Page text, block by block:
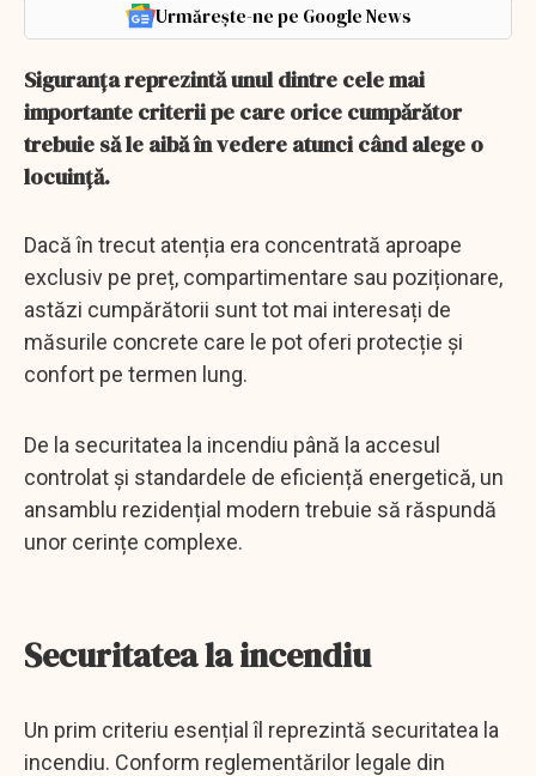
Urmărește-ne pe Google News
Siguranța reprezintă unul dintre cele mai
importante criterii pe care orice cumpărător
trebuie să le aibă în vedere atunci când alege o
locuință.
Dacă în trecut atenția era concentrată aproape
exclusiv pe preț, compartimentare sau poziționare,
astăzi cumpărătorii sunt tot mai interesați de
măsurile concrete care le pot oferi protecție și
confort pe termen lung.
De la securitatea la incendiu până la accesul
controlat și standardele de eficiență energetică, un
ansamblu rezidențial modern trebuie să răspundă
unor cerințe complexe.
Securitatea la incendiu
Un prim criteriu esențial îl reprezintă securitatea la
incendiu. Conform reglementărilor legale din